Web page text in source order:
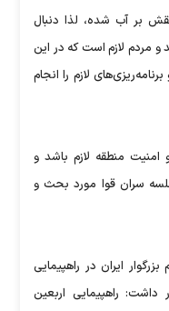
بر آب شده، لذا دنبال
مردم لازم است که در این
لازم را انجام
امنیت منطقه لازم باشد و
سران قوا مورد بحث و
ایران در راهپیمایی
راهپیمایی اربعین